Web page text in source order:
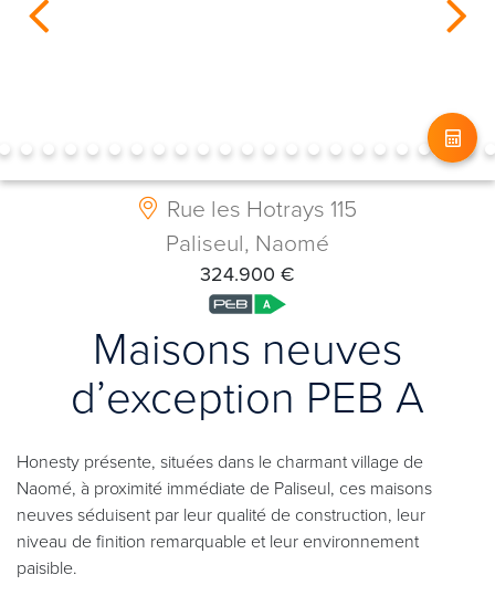
Rue les Hotrays 115
Paliseul, Naomé
324.900 €
Maisons neuves
d’exception PEB A
Honesty présente, situées dans le charmant village de
Naomé, à proximité immédiate de Paliseul, ces maisons
neuves séduisent par leur qualité de construction, leur
niveau de finition remarquable et leur environnement
paisible.